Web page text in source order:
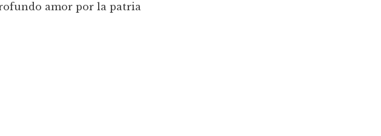
amor por la patria